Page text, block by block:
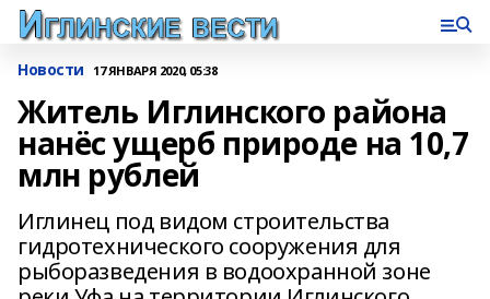
Новости 17 ЯНВАРЯ 2020, 05:38
Житель Иглинского района
нанёс ущерб природе на 10,7
млн рублей
Иглинец под видом строительства
гидротехнического сооружения для
рыборазведения в водоохранной зоне